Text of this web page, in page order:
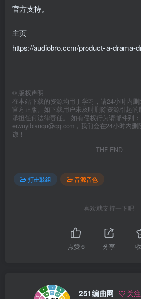
官方支持。
主页
https://audiobro.com/product-la-drama-
© 版权声明
在本站下载的资源均用于学习，请24小时内
官方正版。如下载用户未及时删除资源引起的
承担任何法律责任。 如有侵权行为请邮件到：
erwuyibianqu@qq.com，我们会在24小时内
谅！
THE END
打击鼓组 音源音色
喜欢就支持一下吧
点赞6 分享
251编曲网 关注